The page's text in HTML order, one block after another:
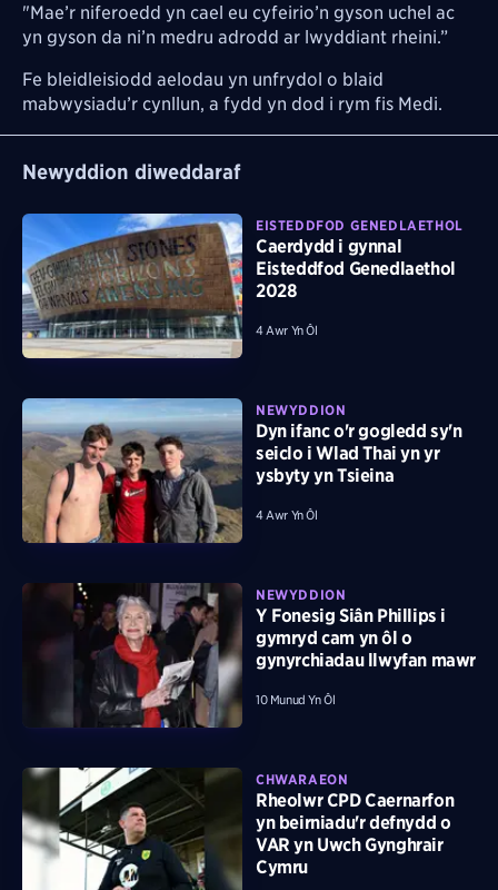
"Mae’r niferoedd yn cael eu cyfeirio’n gyson uchel ac
yn gyson da ni’n medru adrodd ar lwyddiant rheini.”
Fe bleidleisiodd aelodau yn unfrydol o blaid
mabwysiadu’r cynllun, a fydd yn dod i rym fis Medi.
Newyddion diweddaraf
EISTEDDFOD GENEDLAETHOL
Caerdydd i gynnal
Eisteddfod Genedlaethol
2028
4 Awr Yn Ôl
NEWYDDION
Dyn ifanc o'r gogledd sy'n
seiclo i Wlad Thai yn yr
ysbyty yn Tsieina
4 Awr Yn Ôl
NEWYDDION
Y Fonesig Siân Phillips i
gymryd cam yn ôl o
gynyrchiadau llwyfan mawr
10 Munud Yn Ôl
CHWARAEON
Rheolwr CPD Caernarfon
yn beirniadu'r defnydd o
VAR yn Uwch Gynghrair
Cymru